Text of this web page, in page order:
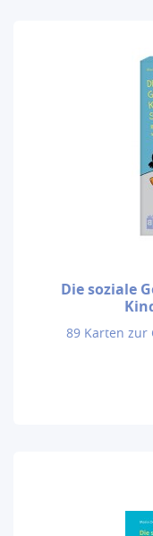
Die soziale
89 Karten zur